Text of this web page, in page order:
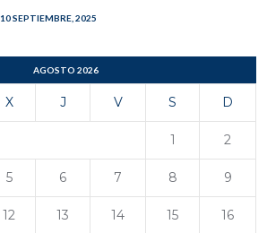
10 SEPTIEMBRE, 2025
AGOSTO 2026
X J V S D
1 2
5 6 7 8 9
12 13 14 15 16